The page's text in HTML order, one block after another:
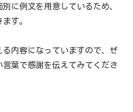
に例文を用意しているため、
す。
内容になっていますので、ぜ
葉で感謝を伝えてみてくださ